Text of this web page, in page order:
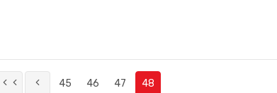
45 46 47 48